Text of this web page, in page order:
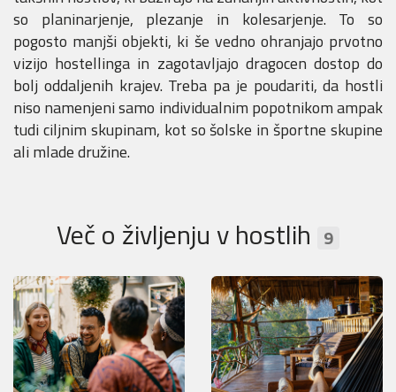
so planinarjenje, plezanje in kolesarjenje. To so
pogosto manjši objekti, ki še vedno ohranjajo prvotno
vizijo hostellinga in zagotavljajo dragocen dostop do
bolj oddaljenih krajev. Treba pa je poudariti, da hostli
niso namenjeni samo individualnim popotnikom ampak
tudi ciljnim skupinam, kot so šolske in športne skupine
ali mlade družine.
Več o življenju v hostlih 9